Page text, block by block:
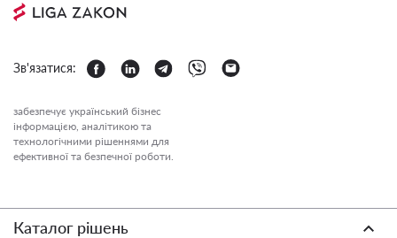
Зв'язатися:
забезпечує український бізнес
інформацією, аналітикою та
технологічними рішеннями для
ефективної та безпечної роботи.
Каталог рішень